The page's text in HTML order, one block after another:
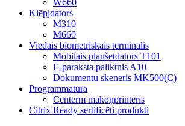
Klēpjdators
M310
M660
Viedais biometriskais terminālis
Mobilais planšetdators T101
E-paraksta paliktnis A10
Dokumentu skeneris MK500(C)
Programmatūra
Centerm mākoņprinteris
Citrix Ready sertificēti produkti